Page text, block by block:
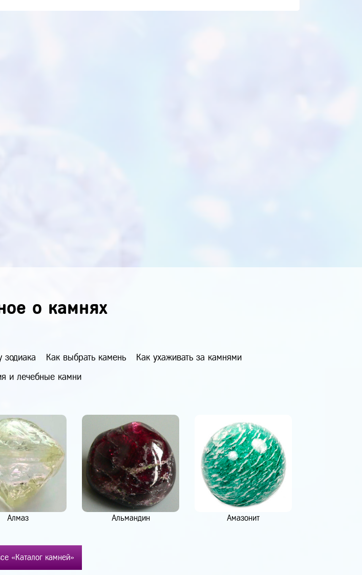
о камнях
зодиака Как выбрать камень Как ухаживать за камнями
и лечебные камни
Алмаз Альмандин Амазонит
«Каталог камней»